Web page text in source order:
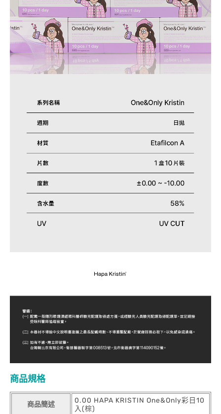
商品規格
商品簡述
0.00 HAPA KRISTIN One&Only彩日10
入(棕)